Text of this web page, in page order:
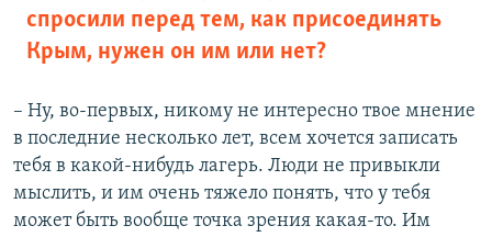
спросили перед тем, как присоединять
Крым, нужен он им или нет?
– Ну, во-первых, никому не интересно твое мнение
в последние несколько лет, всем хочется записать
тебя в какой-нибудь лагерь. Люди не привыкли
мыслить, и им очень тяжело понять, что у тебя
может быть вообще точка зрения какая-то. Им